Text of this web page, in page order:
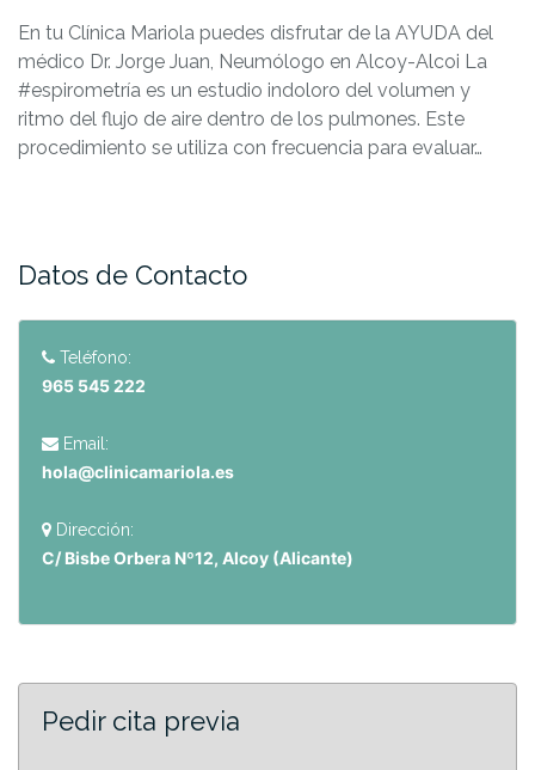
En tu Clínica Mariola puedes disfrutar de la AYUDA del
médico Dr. Jorge Juan, Neumólogo en Alcoy-Alcoi La
#espirometría es un estudio indoloro del volumen y
ritmo del flujo de aire dentro de los pulmones. Este
procedimiento se utiliza con frecuencia para evaluar…
Datos de Contacto
Teléfono:
965 545 222
Email:
hola@clinicamariola.es
Dirección:
C/ Bisbe Orbera Nº12, Alcoy (Alicante)
Pedir cita previa